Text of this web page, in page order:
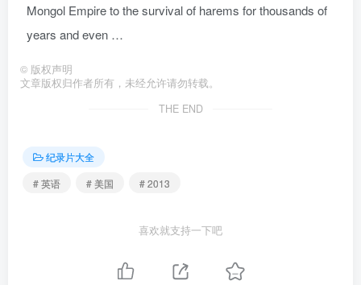
Mongol Empire to the survival of harems for thousands of
years and even …
© 版权声明
文章版权归作者所有，未经允许请勿转载。
THE END
纪录片大全
# 英语
# 美国 # 2013
喜欢就支持一下吧